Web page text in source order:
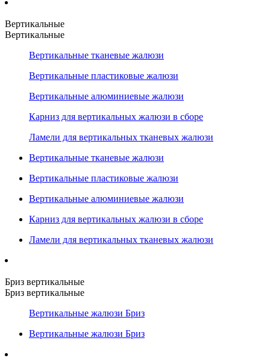
Вертикальные
Вертикальные
Вертикальные тканевые жалюзи
Вертикальные пластиковые жалюзи
Вертикальные алюминиевые жалюзи
Карниз для вертикальных жалюзи в сборе
Ламели для вертикальных тканевых жалюзи
Вертикальные тканевые жалюзи
Вертикальные пластиковые жалюзи
Вертикальные алюминиевые жалюзи
Карниз для вертикальных жалюзи в сборе
Ламели для вертикальных тканевых жалюзи
Бриз вертикальные
Бриз вертикальные
Вертикальные жалюзи Бриз
Вертикальные жалюзи Бриз